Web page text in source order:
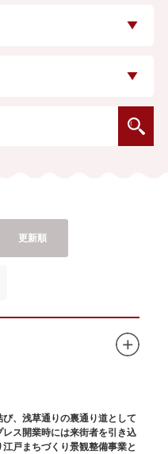
更新順
、浅草通りの裏通り道として
ス開業時には来街者を引き込
戸まちづくり景観整備事業と